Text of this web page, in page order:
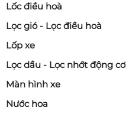
Lốc điều hoà
Lọc gió - Lọc điều hoà
Lốp xe
Lọc dầu - Lọc nhớt động cơ
Màn hình xe
Nước hoa